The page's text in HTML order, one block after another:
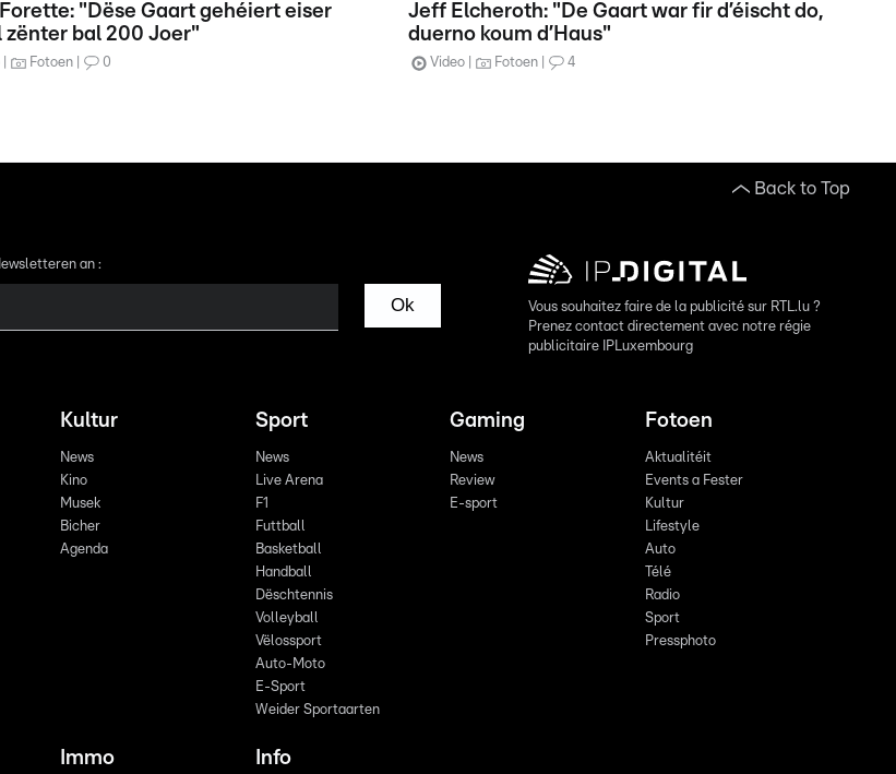
Forette: "Dëse Gaart gehéiert eiser
zënter bal 200 Joer"
Fotoen 0
Jeff Elcheroth: "De Gaart war fir d’éischt do,
duerno koum d’Haus"
Video Fotoen 4
Back to Top
an :
Ok
Vous souhaitez faire de la publicité sur RTL.lu ?
Prenez contact directement avec notre régie
publicitaire IPLuxembourg
Kultur
News
Kino
Musek
Bicher
Agenda
Sport
News
Live Arena
F1
Futtball
Basketball
Handball
Dëschtennis
Volleyball
Vëlossport
Auto-Moto
E-Sport
Weider Sportaarten
Gaming
News
Review
E-sport
Fotoen
Aktualitéit
Events a Fester
Kultur
Lifestyle
Auto
Télé
Radio
Sport
Pressphoto
Immo Info